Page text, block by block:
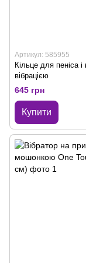
Артикул: 585955
Кільце для пеніса
вібрацією
645 грн
Купити